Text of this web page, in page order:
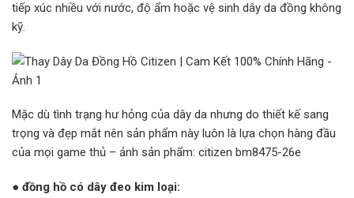
tiếp xúc nhiều với nước, độ ẩm hoặc vệ sinh dây da đồng không
kỹ.
Mặc dù tình trạng hư hỏng của dây da nhưng do thiết kế sang
trọng và đẹp mắt nên sản phẩm này luôn là lựa chọn hàng đầu
của mọi game thủ – ảnh sản phẩm: citizen bm8475-26e
● đồng hồ có dây đeo kim loại: